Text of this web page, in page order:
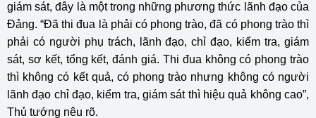
giám sát, đây là một trong những phương thức lãnh đạo của
Đảng. “Đã thi đua là phải có phong trào, đã có phong trào thì
phải có người phụ trách, lãnh đạo, chỉ đạo, kiểm tra, giám
sát, sơ kết, tổng kết, đánh giá. Thi đua không có phong trào
thì không có kết quả, có phong trào nhưng không có người
lãnh đạo chỉ đạo, kiểm tra, giám sát thì hiệu quả không cao”,
Thủ tướng nêu rõ.